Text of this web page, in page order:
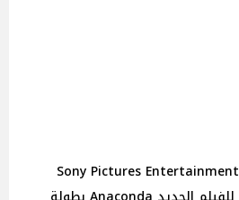
طرحت شركة إنتاج أفلام Sony Pictures Entertainment